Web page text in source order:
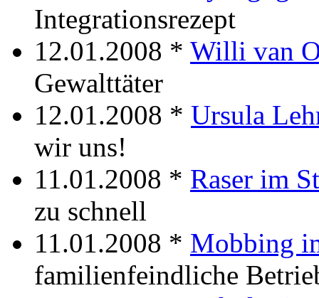
Integrationsrezept
12.01.2008 * Willi van
Gewalttäter
12.01.2008 * Ursula
wir uns!
11.01.2008 * Raser im
zu schnell
11.01.2008 * Mobbing
familienfeindliche